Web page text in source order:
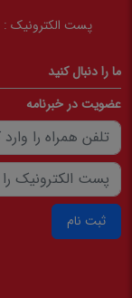
پست الکترونیک :
ما را دنبال کنید
عضویت در خبرنامه
ثبت نام